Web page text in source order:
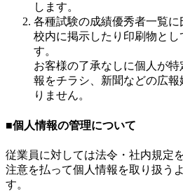
します。
各種試験の成績優秀者一覧に
校内に掲示したり印刷物とし
す。
お客様の了承なしに個人が
報をチラシ、新聞などの広
りません。
■個人情報の管理について
従業員に対しては法令・社内規定
注意を払って個人情報を取り扱う
す。